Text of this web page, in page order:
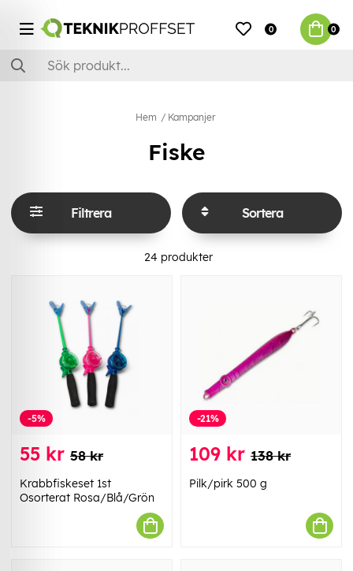
0 0
Hem Kampanjer
Fiske
Filtrera Sortera
24 produkter
-5%
55 kr 58 kr
Krabbfiskeset 1st
Osorterat Rosa/Blå/Grön
-21%
109 kr 138 kr
Pilk/pirk 500 g